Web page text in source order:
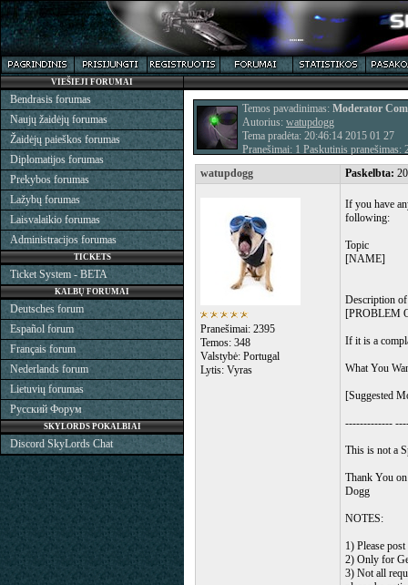
Temos pavadinimas: Moderator
Autorius: watupdogg
Tema pradėta: 20:46:14 2015 01 27
Pranešimai: 1 Paskutinis
watupdogg
Paskelbta:
Pranešimai: 2395
Temos: 348
Valstybė: Portugal
Lytis: Vyras
If you have
following:
Topic
[NAME]
Description
[PROBLEM
If it is a
What You
[Suggested
-------------
This is not a
Thank You
Dogg
NOTES:
1) Please
2) Only for
3) Not all
VIEŠIEJI FORUMAI
Bendrasis forumas
Naujų žaidėjų forumas
Žaidėjų paieškos forumas
Diplomatijos forumas
Prekybos forumas
Lažybų forumas
Laisvalaikio forumas
Administracijos forumas
TICKETS
Ticket System - BETA
KALBŲ FORUMAI
Deutsches forum
Español forum
Français forum
Nederlands forum
Lietuvių forumas
Русский Форум
SKYLORDS POKALBIAI
Discord SkyLords Chat